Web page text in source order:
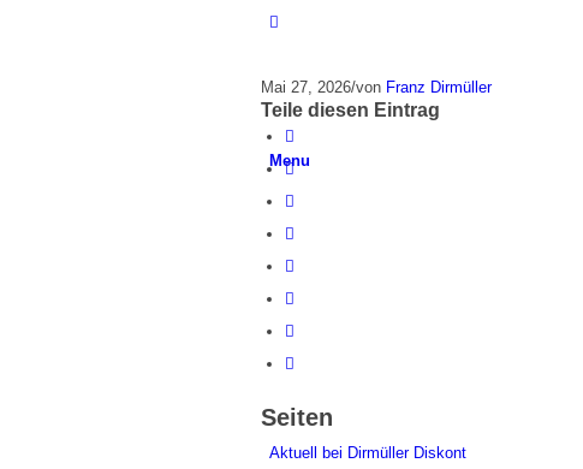
Menu
Mai 27, 2026/von Franz Dirmüller
Teile diesen Eintrag
Seiten
Aktuell bei Dirmüller Diskont